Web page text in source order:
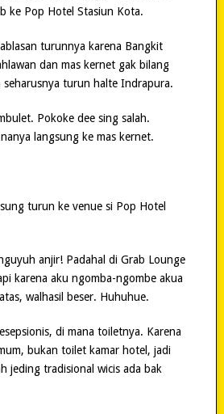
ke Pop Hotel Stasiun Kota.
turunnya karena Bangkit
dan mas kernet gak bilang
seharusnya turun halte Indrapura.
Pokoke dee sing salah.
langsung ke mas kernet.
turun ke venue si Pop Hotel
anjir! Padahal di Grab Lounge
karena aku ngomba-ngombe akua
walhasil beser. Huhuhue.
di mana toiletnya. Karena
bukan toilet kamar hotel, jadi
jeding tradisional wicis ada bak